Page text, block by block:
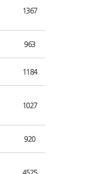
1367
963
1184
1027
920